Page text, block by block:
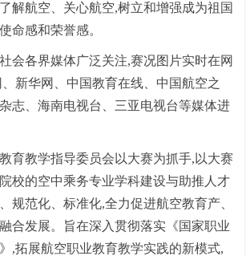
解航空、关心航空,树立和增强成为祖国
命感和荣誉感。
会各界媒体广泛关注,赛况图片实时在网
新华网、中国教育在线、中国航空之
志、海南电视台、三亚电视台等媒体进
育教学指导委员会以大赛为抓手,以大赛
校的空中乘务专业学科建设与助推人才
规范化、标准化,全力促进航空教育产、
合发展。旨在深入贯彻落实《国家职业
,拓展航空职业教育教学实践的新模式,